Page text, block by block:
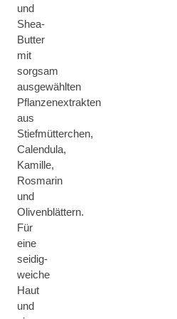
und
Shea-
Butter
mit
sorgsam
ausgewählten
Pflanzenextrakten
aus
Stiefmütterchen,
Calendula,
Kamille,
Rosmarin
und
Olivenblättern.
Für
eine
seidig-
weiche
Haut
und